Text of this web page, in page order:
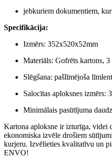
jebkuriem dokumentiem,
Specifikācija:
Izmērs: 352x520x52mm
Materiāls: Gofrēts kartons,
Slēgšana: pašlīmējoša
Salocītas aploksnes izmērs:
Minimālais pasūtījuma
Kartona aploksne irizturīga, videi
ekonomiska izvēle drošiem
kurjeru. Izvēlieties kvalitatīvu un
ENVO!